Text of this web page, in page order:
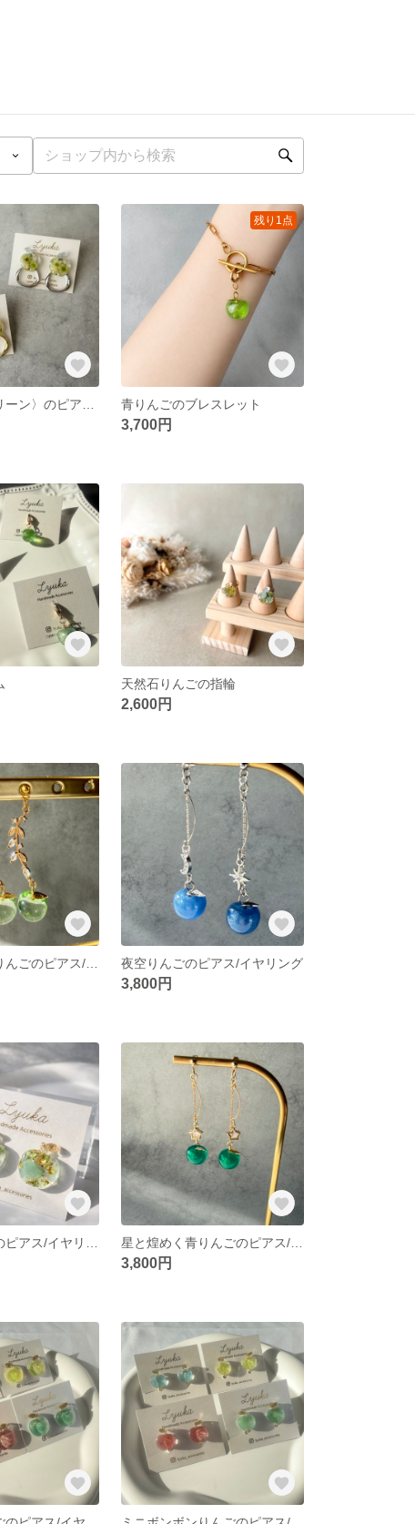
残り1点
青りんごのブレスレット
3,700円
天然石りんごの指輪
2,600円
夜空りんごのピアス/イヤリング
3,800円
3,800円